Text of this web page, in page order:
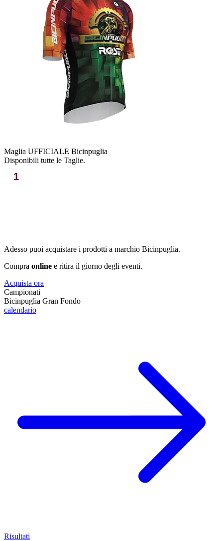
Maglia UFFICIALE Bicinpuglia
Disponibili tutte le Taglie.
1
Adesso puoi acquistare i prodotti a marchio Bicinpuglia.
Compra online e ritira il giorno degli eventi.
Acquista ora
Campionati
Bicinpuglia Gran Fondo
calendario
Risultati